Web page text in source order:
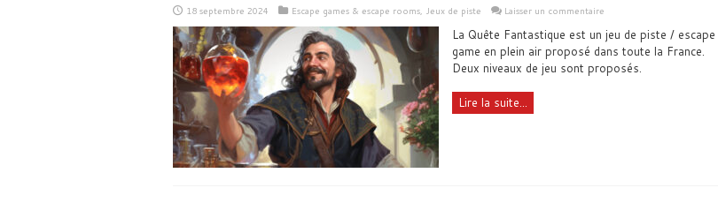
18 septembre 2024 Escape games & escape rooms, Jeux de piste Laisser un commentaire
La Quête Fantastique est un jeu de piste / escape
game en plein air proposé dans toute la France.
Deux niveaux de jeu sont proposés.
Lire la suite...